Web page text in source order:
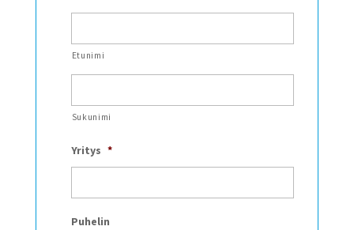
Etunimi
Sukunimi
Yritys *
Puhelin